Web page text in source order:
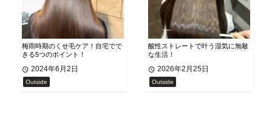
梅雨時期のくせ毛ケア！自宅でで
きる5つのポイント！
2024年6月2日
Outside
酸性ストレートで叶う湿気に無敵
な生活！
2026年2月25日
Outside